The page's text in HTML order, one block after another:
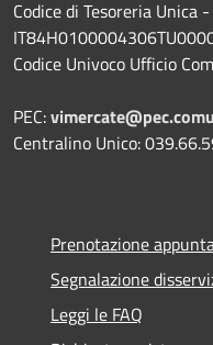
Codice di Tesoreria Unica
Codice Univoco Ufficio
PEC:
Centralino Unico:
Prenotazione
Segnalazione
Leggi le FAQ